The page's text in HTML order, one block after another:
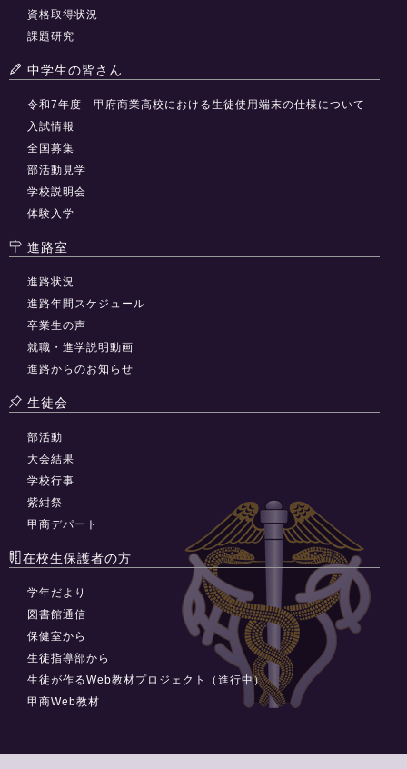
資格取得状況
課題研究
中学生の皆さん
令和7年度 甲府商業高校における生徒使用端末の仕様について
入試情報
全国募集
部活動見学
学校説明会
体験入学
進路室
進路状況
進路年間スケジュール
卒業生の声
就職・進学説明動画
進路からのお知らせ
生徒会
部活動
大会結果
学校行事
紫紺祭
甲商デパート
在校生保護者の方
学年だより
図書館通信
保健室から
生徒指導部から
生徒が作るWeb教材プロジェクト（進行中）
甲商Web教材